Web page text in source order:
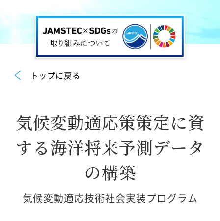
トップに戻る
気候変動適応策策定に資
する海洋将来予測データ
の構築
気候変動適応技術社会実装プログラム